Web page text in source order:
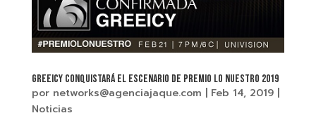
GREEICY CONQUISTARÁ EL ESCENARIO DE PREMIO LO NUESTRO 2019
por networks@agenciajaque.com Feb 14, 2019|
Noticias